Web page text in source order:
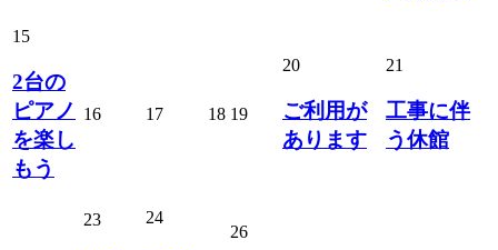
15
2台の
ピアノ
を楽し
もう
16 17 18 19
20
ご利用が
あります
21
工事に伴
う休館
23 24
26